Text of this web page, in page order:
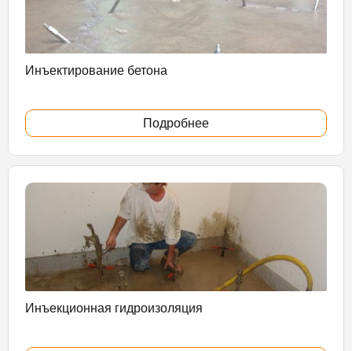
Инъектирование бетона
Подробнее
Инъекционная гидроизоляция